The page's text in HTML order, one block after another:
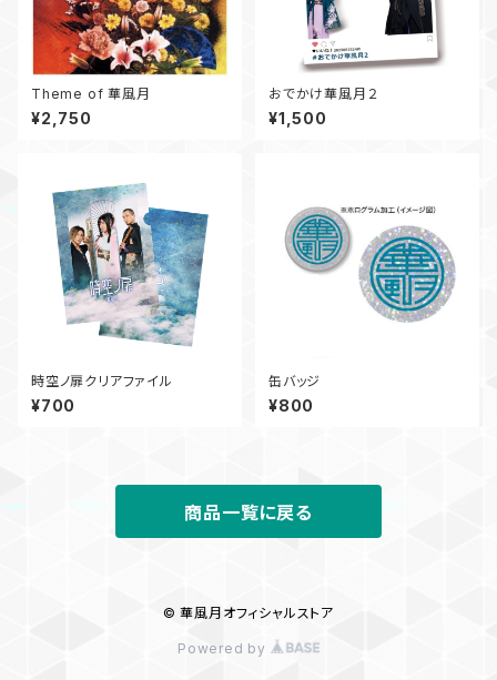
Theme of 華風月
¥2,750
おでかけ華風月２
¥1,500
時空ノ扉クリアファイル
¥700
缶バッジ
¥800
商品一覧に戻る
© 華風月オフィシャルストア
Powered by